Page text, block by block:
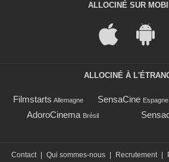
ALLOCINÉ SUR
ALLOCINÉ À
Filmstarts Allemagne SensaCine Espagne
AdoroCinema Brésil
Contact Qui sommes-nous Recrutement